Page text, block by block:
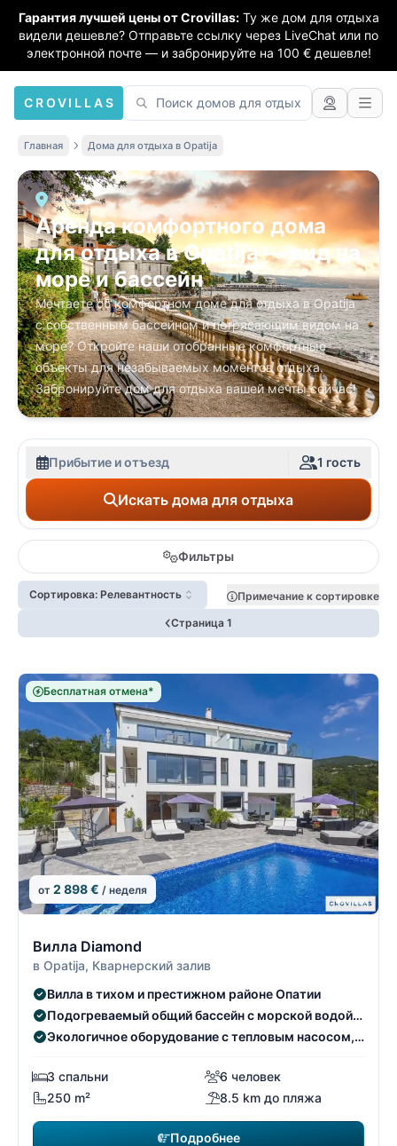
Гарантия лучшей цены от Crovillas: Ту же дом для отдыха
видели дешевле? Отправьте ссылку через LiveChat или по
электронной почте — и забронируйте на 100 € дешевле!
CROVILLAS
Главная Дома для отдыха в Opatija
Аренда комфортного дома
для отдыха в Opatija — вид на
море и бассейн
Мечтаете об комфортном доме для отдыха в Opatija
с собственным бассейном и потрясающим видом на
море? Откройте наши отобранные комфортные
объекты для незабываемых моментов отдыха.
Забронируйте дом для отдыха вашей мечты сейчас!
Прибытие и отъезд 1 гость
Искать дома для отдыха
Фильтры
Сортировка: Релевантность
Примечание к сортировке
Страница 1
Бесплатная отмена*
от 2 898 € / неделя
Вилла Diamond
в Opatija, Кварнерский залив
Вилла в тихом и престижном районе Опатии
Подогреваемый общий бассейн с морской водой и
видом на море
Экологичное оборудование с тепловым насосом,
станцией
3 спальни
6 человек
250 m²
8.5 km до пляжа
Подробнее